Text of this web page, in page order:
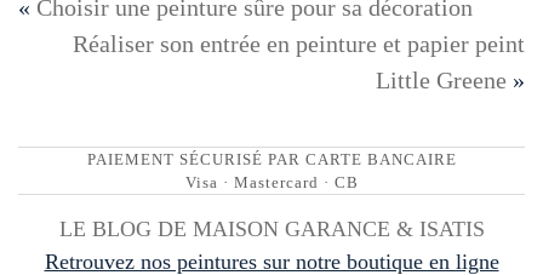
« Choisir une peinture sûre pour sa décoration
Réaliser son entrée en peinture et papier peint
Little Greene »
PAIEMENT SÉCURISÉ PAR CARTE BANCAIRE
Visa · Mastercard · CB
LE BLOG DE MAISON GARANCE & ISATIS
Retrouvez nos peintures sur notre boutique en ligne